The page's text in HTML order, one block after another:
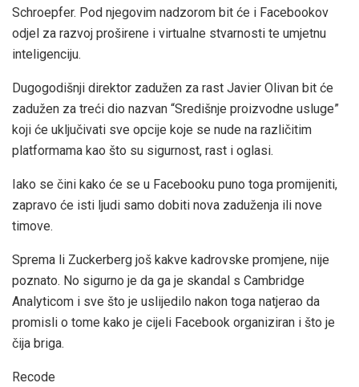
Schroepfer. Pod njegovim nadzorom bit će i Facebookov
odjel za razvoj proširene i virtualne stvarnosti te umjetnu
inteligenciju.
Dugogodišnji direktor zadužen za rast Javier Olivan bit će
zadužen za treći dio nazvan “Središnje proizvodne usluge”
koji će uključivati sve opcije koje se nude na različitim
platformama kao što su sigurnost, rast i oglasi.
Iako se čini kako će se u Facebooku puno toga promijeniti,
zapravo će isti ljudi samo dobiti nova zaduženja ili nove
timove.
Sprema li Zuckerberg još kakve kadrovske promjene, nije
poznato. No sigurno je da ga je skandal s Cambridge
Analyticom i sve što je uslijedilo nakon toga natjerao da
promisli o tome kako je cijeli Facebook organiziran i što je
čija briga.
Recode